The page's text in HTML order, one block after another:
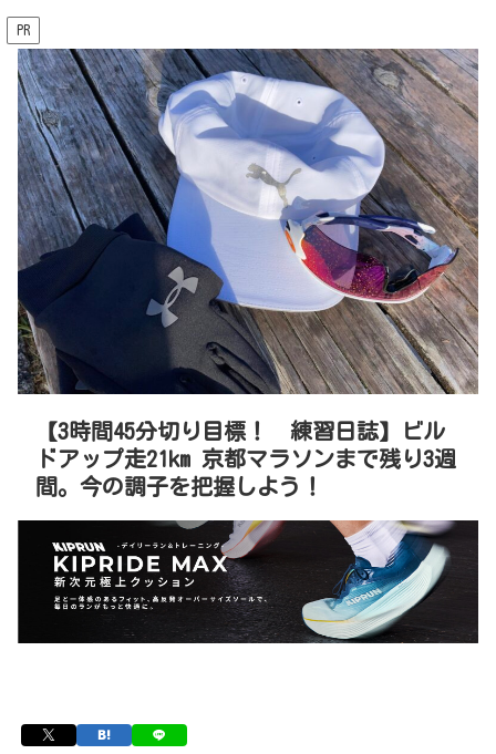
PR
【3時間45分切り目標！ 練習日誌】ビル
ドアップ走21km 京都マラソンまで残り3週
間。今の調子を把握しよう！